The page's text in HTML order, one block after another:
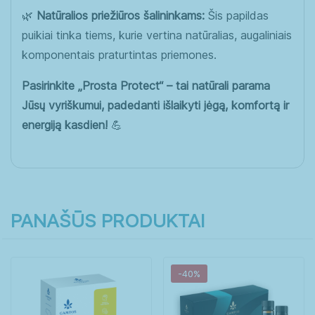
🌿 Natūralios priežiūros šalininkams: Šis papildas
puikiai tinka tiems, kurie vertina natūralias, augaliniais
komponentais praturtintas priemones.
Pasirinkite „Prosta Protect“ – tai natūrali parama
Jūsų vyriškumui, padedanti išlaikyti jėgą, komfortą ir
energiją kasdien! 💪
PANAŠŪS PRODUKTAI
-40%